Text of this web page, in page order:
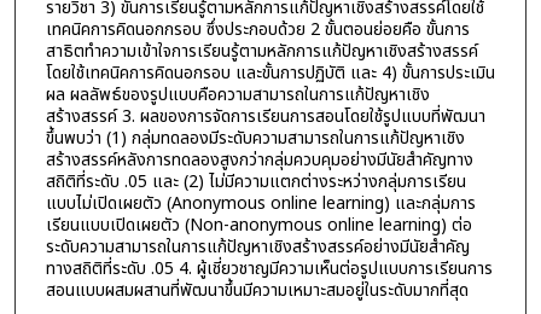
รายวิชา 3) ขั้นการเรียนรู้ตามหลักการแก้ปัญหาเชิงสร้างสรรค์โดยใช้
เทคนิคการคิดนอกกรอบ ซึ่งประกอบด้วย 2 ขั้นตอนย่อยคือ ขั้นการ
สาธิตทำความเข้าใจการเรียนรู้ตามหลักการแก้ปัญหาเชิงสร้างสรรค์
โดยใช้เทคนิคการคิดนอกรอบ และขั้นการปฏิบัติ และ 4) ขั้นการประเมิน
ผล ผลลัพธ์ของรูปแบบคือความสามารถในการแก้ปัญหาเชิง
สร้างสรรค์ 3. ผลของการจัดการเรียนการสอนโดยใช้รูปแบบที่พัฒนา
ขึ้นพบว่า (1) กลุ่มทดลองมีระดับความสามารถในการแก้ปัญหาเชิง
สร้างสรรค์หลังการทดลองสูงกว่ากลุ่มควบคุมอย่างมีนัยสำคัญทาง
สถิติที่ระดับ .05 และ (2) ไม่มีความแตกต่างระหว่างกลุ่มการเรียน
แบบไม่เปิดเผยตัว (Anonymous online learning) และกลุ่มการ
เรียนแบบเปิดเผยตัว (Non-anonymous online learning) ต่อ
ระดับความสามารถในการแก้ปัญหาเชิงสร้างสรรค์อย่างมีนัยสำคัญ
ทางสถิติที่ระดับ .05 4. ผู้เชี่ยวชาญมีความเห็นต่อรูปแบบการเรียนการ
สอนแบบผสมผสานที่พัฒนาขึ้นมีความเหมาะสมอยู่ในระดับมากที่สุด